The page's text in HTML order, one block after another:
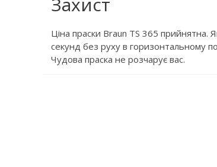
Ціна праски Braun TS 365
секунд без руху в горизонтальному
Чудова праска не розчарує вас.